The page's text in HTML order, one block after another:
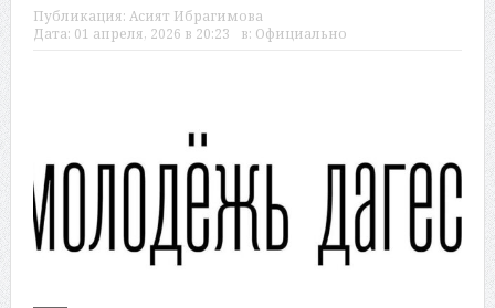
Публикация: Асият Ибрагимова
Дата: 01 апреля, 2026 в 20:23 в: Официально